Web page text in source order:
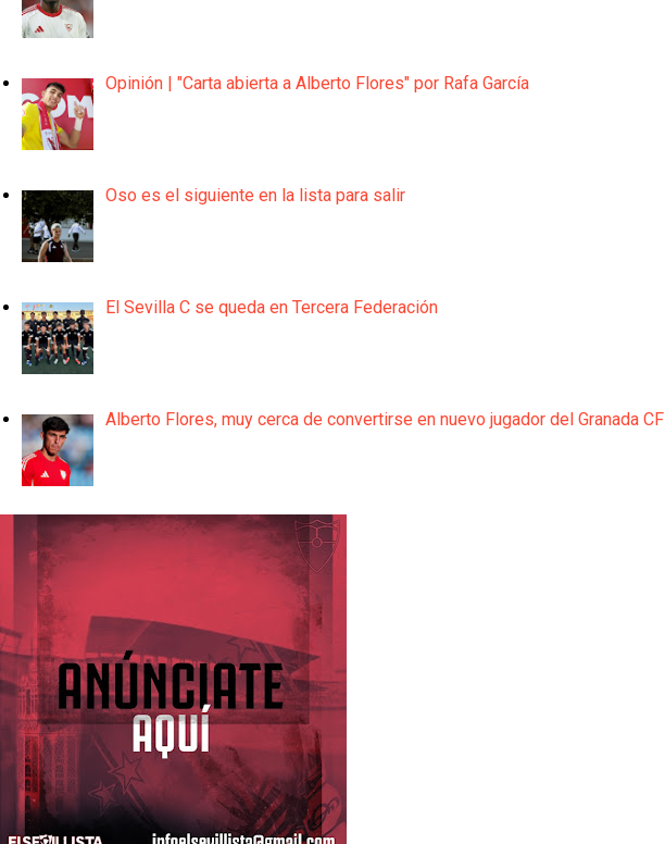
Opinión | "Carta abierta a Alberto Flores" por Rafa García
Oso es el siguiente en la lista para salir
El Sevilla C se queda en Tercera Federación
Alberto Flores, muy cerca de convertirse en nuevo jugador del Granada CF